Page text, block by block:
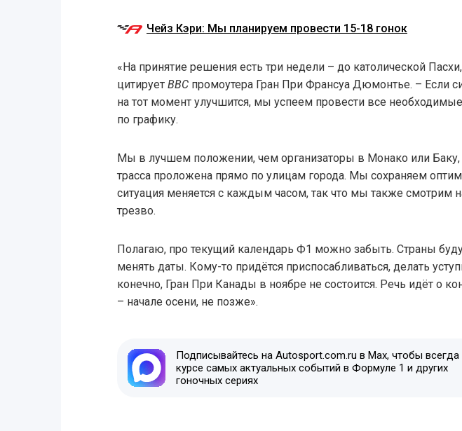
Чейз Кэри: Мы планируем провести 15-18 гонок
«На принятие решения есть три недели – до католической
цитирует BBCпромоутера Гран При Франсуа Дюмонтье. – Если
на тот момент улучшится, мы успеем провести все
по графику.
Мы в лучшем положении, чем организаторы в Монако или Баку,
трасса проложена прямо по улицам города. Мы сохраняем
ситуация меняется с каждым часом, так что мы также смотрим
трезво.
Полагаю, про текущий календарь Ф1 можно забыть. Страны
менять даты. Кому-то придётся приспосабливаться, делать
конечно, Гран При Канады в ноябре не состоится. Речь идёт о
– начале осени, не позже».
Подписывайтесь на Autosport.com.ru в Max, чтобы
курсе самых актуальных событий в Формуле 1 и других
гоночных сериях